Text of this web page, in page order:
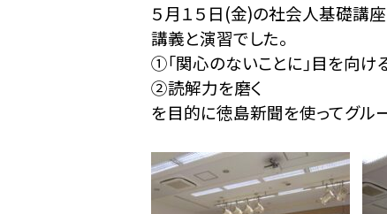
５月１５日(金)の社会人基礎講
講義と演習でした。
①｢関心のないことに｣目を向け
②読解力を磨く
を目的に徳島新聞を使ってグル